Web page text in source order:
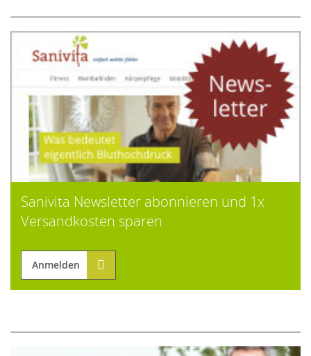
Sanivita Newsletter abonnieren und 1x
Versandkosten sparen
Anmelden